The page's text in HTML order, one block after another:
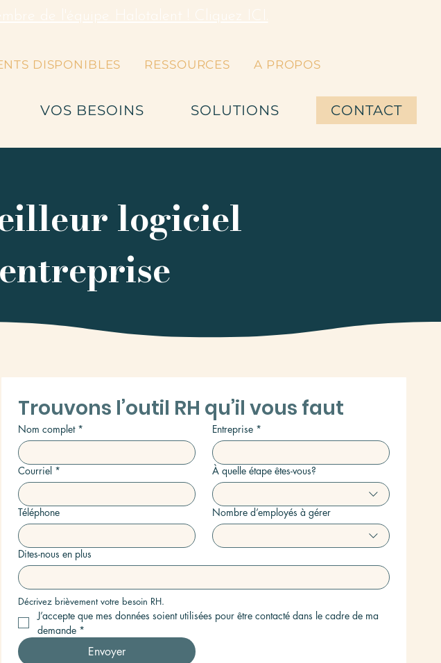
de l'équipe Halotalent ! Cliquez ICI.
DISPONIBLES RESSOURCES A PROPOS
VOS BESOINS SOLUTIONS CONTACT
logiciel
Trouvons l’outil RH qu’il vous faut
Nom complet * Entreprise *
Courriel * À quelle étape êtes-vous?
Téléphone Nombre d’employés à gérer
Dites-nous en plus
Décrivez brièvement votre besoin RH.
J’accepte que mes données soient utilisées pour être contacté dans le cadre de ma
demande *
Envoyer